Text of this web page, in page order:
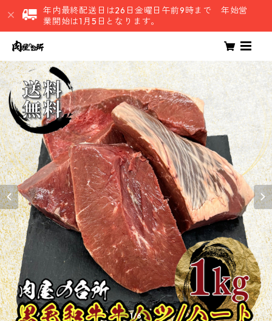
年内最終配送日は26日金曜日午前9時まで 年始営
業開始は1月5日となります。
1/6